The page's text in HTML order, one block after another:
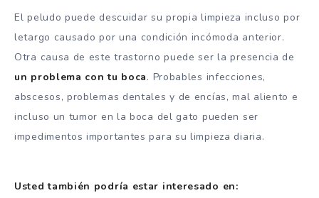
El peludo puede descuidar su propia limpieza incluso por
letargo causado por una condición incómoda anterior.
Otra causa de este trastorno puede ser la presencia de
un problema con tu boca. Probables infecciones,
abscesos, problemas dentales y de encías, mal aliento e
incluso un tumor en la boca del gato pueden ser
impedimentos importantes para su limpieza diaria.
Usted también podría estar interesado en: